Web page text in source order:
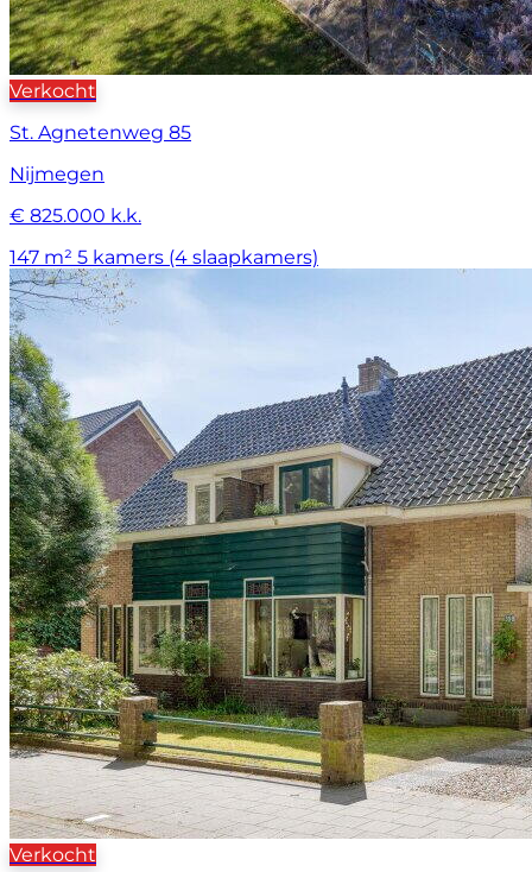
Verkocht
St. Agnetenweg 85
Nijmegen
€ 825.000 k.k.
147 m² 5 kamers (4 slaapkamers)
Verkocht